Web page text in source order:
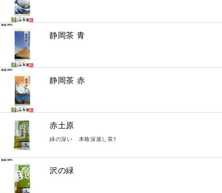
静岡茶 青
静岡茶 赤
赤土原
緑の深い 本格深蒸し茶！
沢の緑